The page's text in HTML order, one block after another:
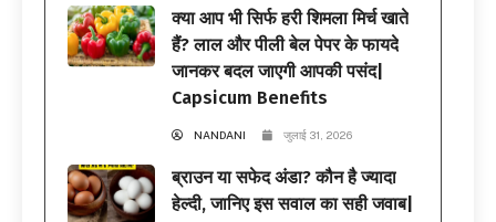
क्या आप भी सिर्फ हरी शिमला मिर्च खाते
हैं? लाल और पीली बेल पेपर के फायदे
जानकर बदल जाएगी आपकी पसंद|
Capsicum Benefits
NANDANI जुलाई 31, 2026
ब्राउन या सफेद अंडा? कौन है ज्यादा
हेल्दी, जानिए इस सवाल का सही जवाब|